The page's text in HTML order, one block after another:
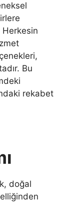
Herkesin
Bu
rekabet
doğal